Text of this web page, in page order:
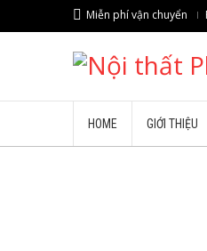
Miễn phí vận chuyển
HOME GIỚI THIỆU